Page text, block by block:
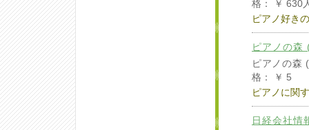
格： ￥ 630
ピアノ好き
ピアノの
ピアノの森
格： ￥ 5
ピアノに関
日経会社